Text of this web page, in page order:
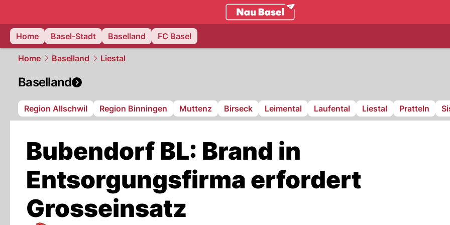
basel.
Home
Basel-Stadt Baselland FC Basel
Home Baselland Liestal
Baselland
Region Allschwil Region Binningen Muttenz Birseck Leimental Laufental Liestal Pratteln
Bubendorf BL: Brand in
Entsorgungsfirma erfordert
Grosseinsatz